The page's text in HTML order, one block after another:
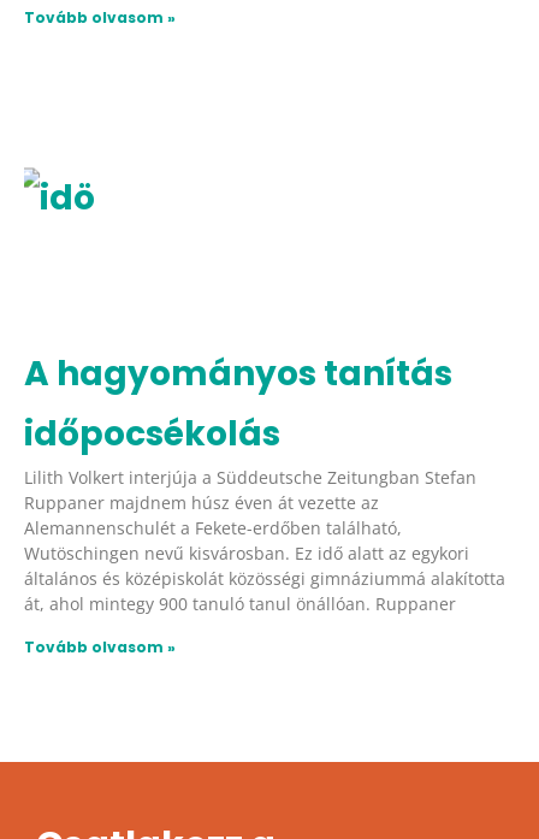
Tovább olvasom »
A hagyományos tanítás
időpocsékolás
Lilith Volkert interjúja a Süddeutsche Zeitungban Stefan
Ruppaner majdnem húsz éven át vezette az
Alemannenschulét a Fekete-erdőben található,
Wutöschingen nevű kisvárosban. Ez idő alatt az egykori
általános és középiskolát közösségi gimnáziummá alakította
át, ahol mintegy 900 tanuló tanul önállóan. Ruppaner
Tovább olvasom »